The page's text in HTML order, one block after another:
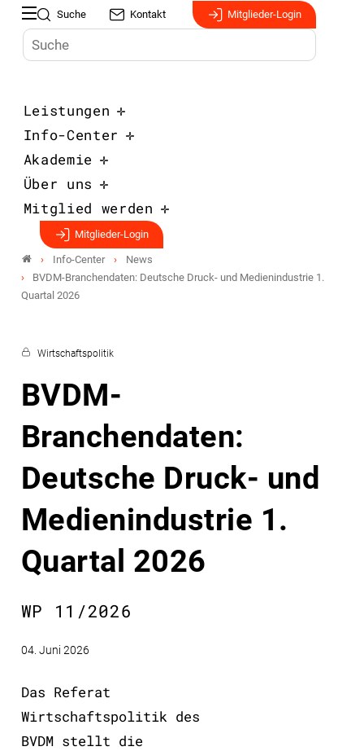
Suche Kontakt Mitglieder-Login
Leistungen
Info-Center
Akademie
Über uns
Mitglied werden
Mitglieder-Login
Info-Center
News
BVDM-Branchendaten: Deutsche Druck- und Medienindustrie 1.
Quartal 2026
Wirtschaftspolitik
BVDM-
Branchendaten:
Deutsche Druck- und
Medienindustrie 1.
Quartal 2026
WP 11/2026
04. Juni 2026
Das Referat
Wirtschaftspolitik des
BVDM stellt die